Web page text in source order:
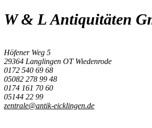
W & L Antiquitäten
Höfener Weg 5
29364 Langlingen OT Wiedenrode
0172 540 69 68
05082 278 99 48
0174 161 70 60
05144 22 99
zentrale@antik-eicklingen.de